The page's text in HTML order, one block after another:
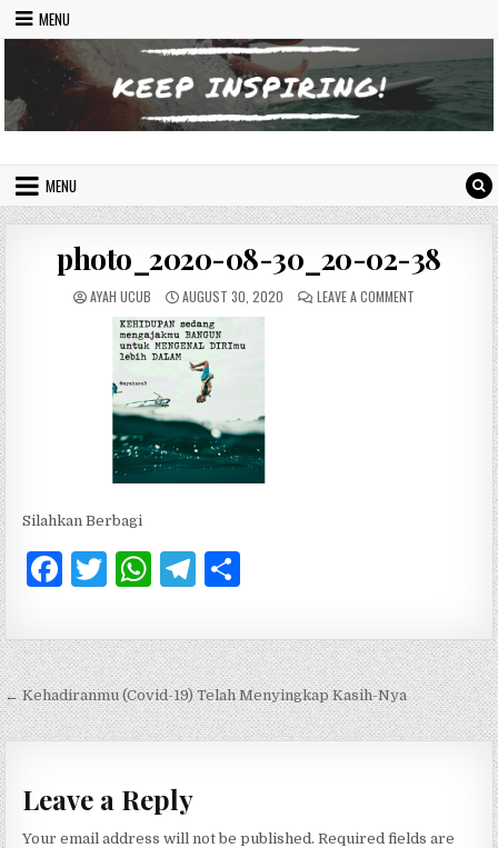
Skip to content
MENU
Indonesian Inspiring Website
MENU
photo_2020-08-30_20-02-38
AUTHOR:
AYAH UCUB PUBLISHED DATE:
AUGUST 30, 2020 LEAVE A COMMENTON
Silahkan Berbagi
F
c
e
b
o
k
T
it
te
r
W
at
s
A
p
p
T
e
g
ra
m
ar
e
Post navigation
← Kehadiranmu (Covid-19) Telah Menyingkap Kasih-Nya
Leave a Reply
Your email address will not be published. Required fields are